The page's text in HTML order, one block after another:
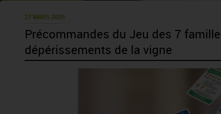
27 MARS 2025
Précommandes du Jeu des 7
dépérissements de la vigne